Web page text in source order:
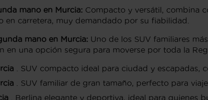
mano en Murcia: Compacto y versátil, combina
en carretera, muy demandado por su fiabilidad.
mano en Murcia: Uno de los SUV familiares
en una opción segura para moverse por toda la
. SUV compacto ideal para ciudad y escapadas,
. SUV familiar de gran tamaño, perfecto para
. Berlina elegante y deportiva, ideal para quienes